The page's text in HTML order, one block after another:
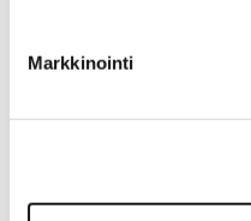
Markkinointi